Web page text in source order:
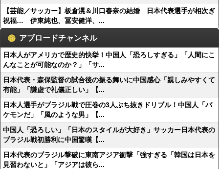
【芸能／サッカー】板倉滉＆川口春奈の結婚 日本代表選手が相次ぎ
祝福… 伊東純也、冨安健洋、...
アブロードチャンネル
日本人がアメリカで歴史的快挙！中国人「恐ろしすぎる」「人間にこ
んなことが可能なのか？」「サ...
日本代表・森保監督の試合後の振る舞いに中国感心「親しみやすくて
有能」「謙虚で礼儀正しい」【...
日本人選手がブラジル戦で圧巻の3人ぶち抜きドリブル！中国人「バ
ケモンだ」「風のような男」【...
中国人「恐ろしい」「日本のスタイルが大好き」サッカー日本代表の
ブラジル戦初勝利に中国驚嘆【...
日本代表のブラジル撃破に東南アジア衝撃「強すぎる「韓国は日本を
見習わないと」「アジアは彼ら...